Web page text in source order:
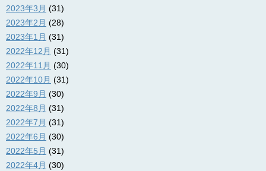
2023年3月 (31)
2023年2月 (28)
2023年1月 (31)
2022年12月 (31)
2022年11月 (30)
2022年10月 (31)
2022年9月 (30)
2022年8月 (31)
2022年7月 (31)
2022年6月 (30)
2022年5月 (31)
2022年4月 (30)